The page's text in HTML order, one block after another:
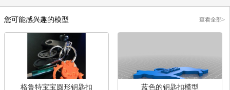
星球大战 绝地武士 绝地全息记
录仪
世界杯俄罗斯门将阿金费